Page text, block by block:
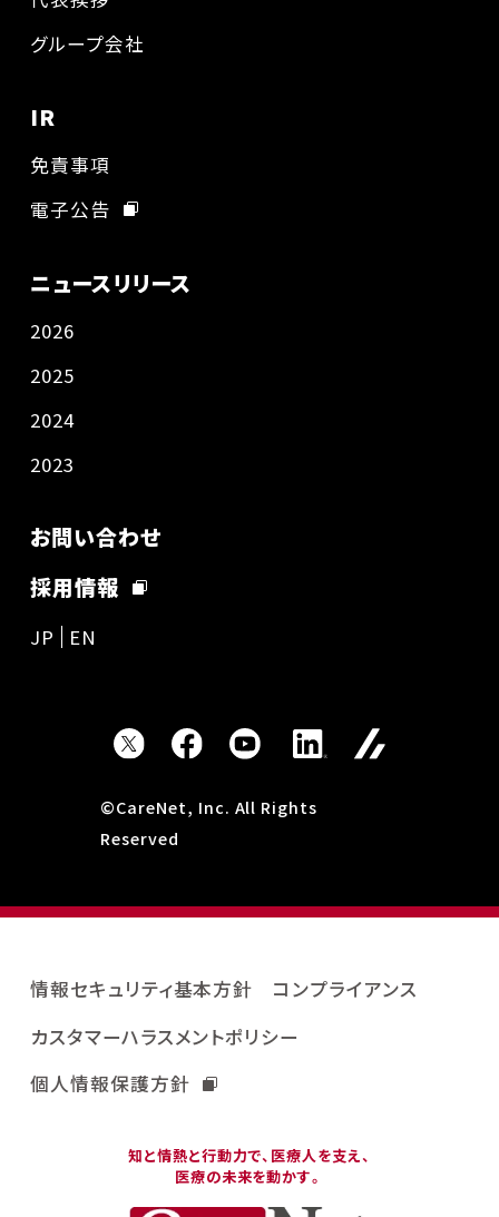
グループ会社
IR
免責事項
電子公告
ニュースリリース
2026
2025
2024
2023
お問い合わせ
採用情報
JP EN
©CareNet, Inc. All Rights
Reserved
知と情熱と行動力で、医療人を支え、
医療の未来を動かす。
情報セキュリティ基本方針
コンプライアンス
カスタマーハラスメントポリシー
個人情報保護方針